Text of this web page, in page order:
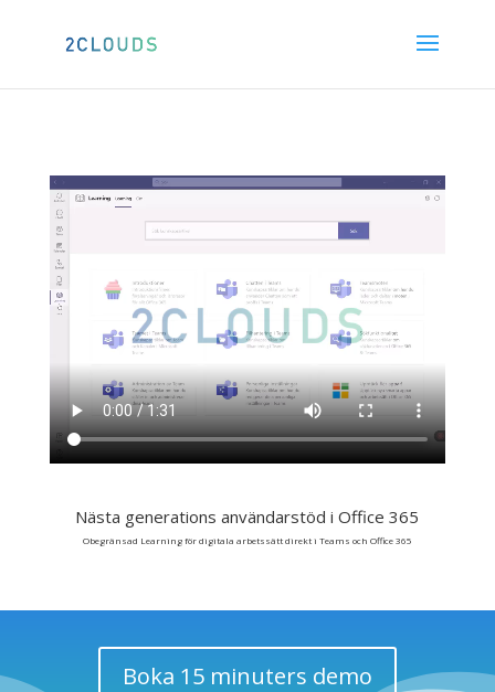
Nästa generations användarstöd i Office 365
Obegränsad Learning för digitala arbetssätt direkt i Teams och Office 365
Boka 15 minuters demo